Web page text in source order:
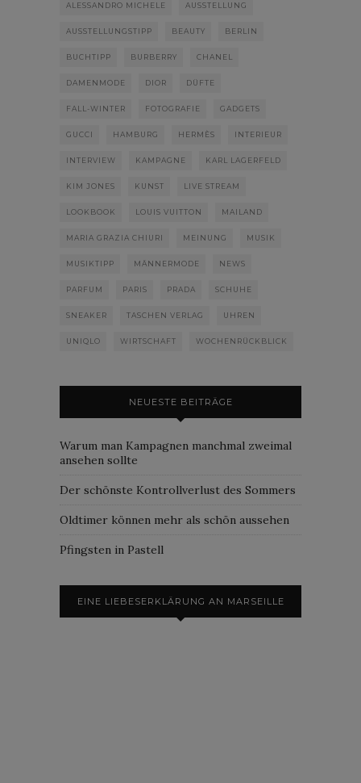
ALESSANDRO MICHELE AUSSTELLUNG
AUSSTELLUNGSTIPP BEAUTY BERLIN
BUCHTIPP BURBERRY CHANEL
DAMENMODE DIOR DÜFTE
FALL-WINTER FOTOGRAFIE GADGETS
GUCCI HAMBURG HERMÈS INTERIEUR
INTERVIEW KAMPAGNE KARL LAGERFELD
KIM JONES KUNST LIVE STREAM
LOOKBOOK LOUIS VUITTON MAILAND
MARIA GRAZIA CHIURI MEINUNG MUSIK
MUSIKTIPP MÄNNERMODE NEWS
PARFUM PARIS PRADA SCHUHE
SNEAKER TASCHEN VERLAG UHREN
UNIQLO WIRTSCHAFT WOCHENRÜCKBLICK
NEUESTE BEITRÄGE
Warum man Kampagnen manchmal zweimal
ansehen sollte
Der schönste Kontrollverlust des Sommers
Oldtimer können mehr als schön aussehen
Pfingsten in Pastell
EINE LIEBESERKLÄRUNG AN MARSEILLE